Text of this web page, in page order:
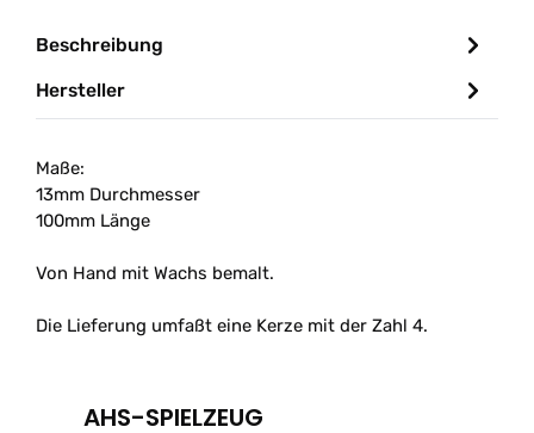
Beschreibung
Hersteller
Maße:
13mm Durchmesser
100mm Länge
Von Hand mit Wachs bemalt.
Die Lieferung umfaßt eine Kerze mit der Zahl 4.
AHS-SPIELZEUG